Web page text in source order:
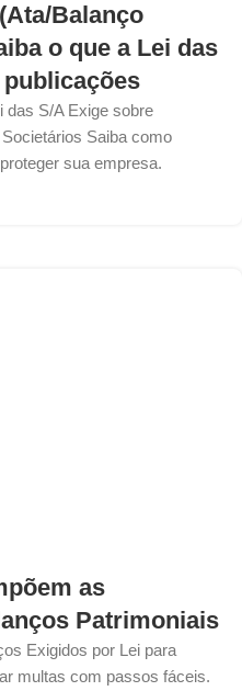
Balanço
o que a Lei das
das S/A Exige sobre
Saiba como
sua empresa.
as
Patrimoniais
Exigidos por Lei para
multas com passos fáceis.